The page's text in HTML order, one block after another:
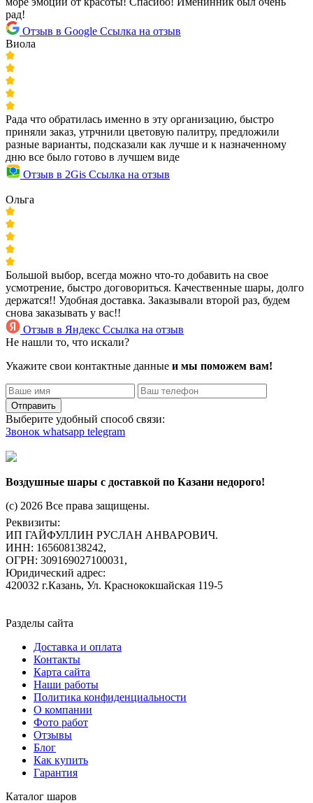
рад!
Отзыв в Google Ссылка на отзыв
Виола
Рада что обратилась именно в эту организацию, быстро
приняли заказ, утрчнили цветовую палитру, предложили
разные варианты, подсказали как лучше и к назначенному
дню все было готово в лучшем виде
Отзыв в 2Gis Ссылка на отзыв
Ольга
Большой выбор, всегда можно что-то добавить на свое
усмотрение, быстро договориться. Качественные шары, долго
держатся!! Удобная доставка. Заказывали второй раз, будем
снова заказывать у вас!!
Отзыв в Яндекс Ссылка на отзыв
Не нашли то, что искали?
Укажите свои контактные данные и мы поможем вам!
Отправить
Выберите удобный способ связи:
Звонок whatsapp telegram
Воздушные шары с доставкой по Казани недорого!
(c) 2026 Все права защищены.
Реквизиты:
ИП ГАЙФУЛЛИН РУСЛАН АНВАРОВИЧ.
ИНН: 165608138242,
ОГРН: 309169027100031,
Юридический адрес:
420032 г.Казань, Ул. Краснококшайская 119-5
Разделы сайта
Доставка и оплата
Контакты
Карта сайта
Наши работы
Политика конфиденциальности
О компании
Фото работ
Отзывы
Блог
Как купить
Гарантия
Каталог шаров